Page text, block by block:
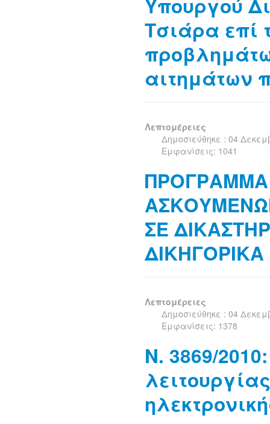
Υπουργού
Τσιάρα επί
αιτημάτων
Λεπτομέρειες
Δημοσιεύθηκε : 04
Εμφανίσεις: 1041
ΣΕ
Λεπτομέρειες
Δημοσιεύθηκε : 04
Εμφανίσεις: 1378
Ν. 3869/